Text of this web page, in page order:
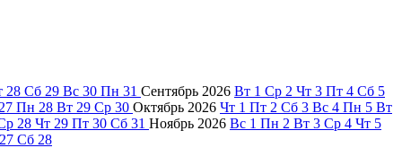
28 Сб 29 Вс 30 Пн 31 Сентябрь 2026 Вт 1 Ср 2 Чт 3 Пт 4 Сб 5
27 Пн 28 Вт 29 Ср 30 Октябрь 2026 Чт 1 Пт 2 Сб 3 Вс 4 Пн 5 Вт
28 Чт 29 Пт 30 Сб 31 Ноябрь 2026 Вс 1 Пн 2 Вт 3 Ср 4 Чт 5
27 Сб 28